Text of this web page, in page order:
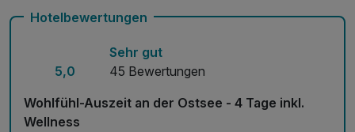
Hotelbewertungen
5,0
Sehr gut
45 Bewertungen
Wohlfühl-Auszeit an der Ostsee - 4 Tage inkl.
Wellness